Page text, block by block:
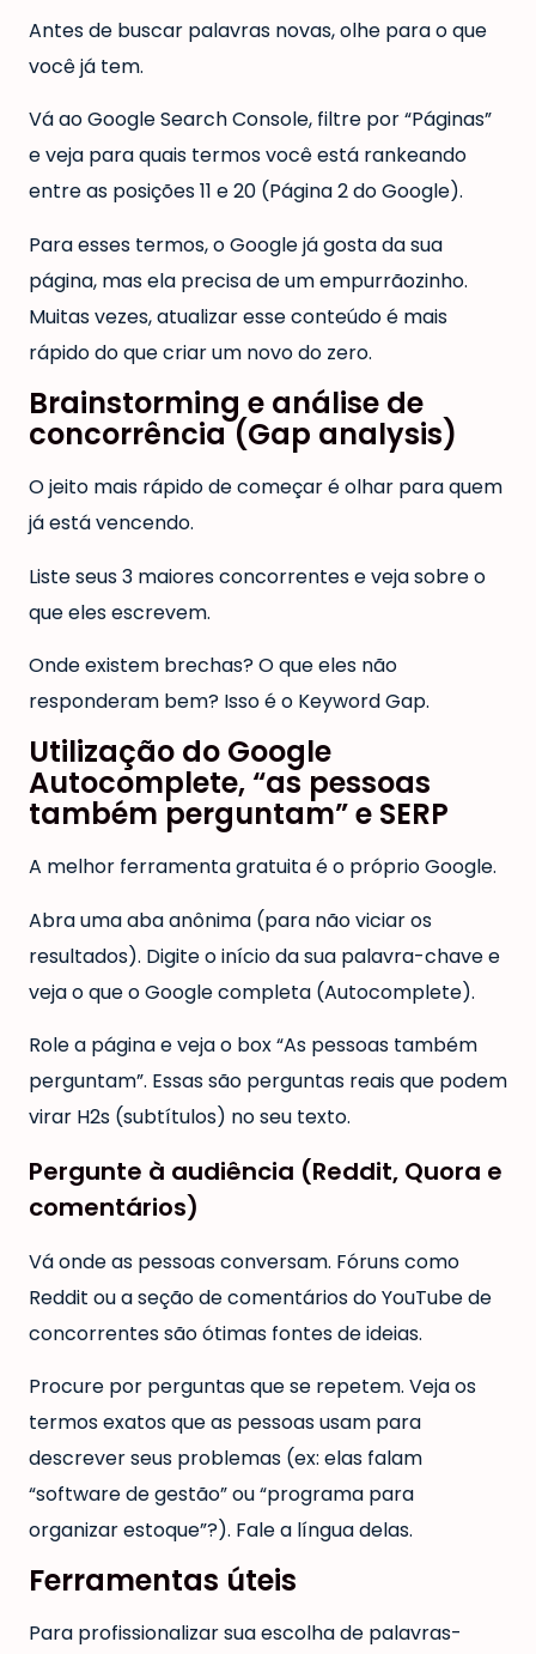
Antes de buscar palavras novas, olhe para o que
você já tem.
Vá ao Google Search Console, filtre por “Páginas”
e veja para quais termos você está rankeando
entre as posições 11 e 20 (Página 2 do Google).
Para esses termos, o Google já gosta da sua
página, mas ela precisa de um empurrãozinho.
Muitas vezes, atualizar esse conteúdo é mais
rápido do que criar um novo do zero.
Brainstorming e análise de
concorrência (Gap analysis)
O jeito mais rápido de começar é olhar para quem
já está vencendo.
Liste seus 3 maiores concorrentes e veja sobre o
que eles escrevem.
Onde existem brechas? O que eles não
responderam bem? Isso é o Keyword Gap.
Utilização do Google
Autocomplete, “as pessoas
também perguntam” e SERP
A melhor ferramenta gratuita é o próprio Google.
Abra uma aba anônima (para não viciar os
resultados). Digite o início da sua palavra-chave e
veja o que o Google completa (Autocomplete).
Role a página e veja o box “As pessoas também
perguntam”. Essas são perguntas reais que podem
virar H2s (subtítulos) no seu texto.
Pergunte à audiência (Reddit, Quora e
comentários)
Vá onde as pessoas conversam. Fóruns como
Reddit ou a seção de comentários do YouTube de
concorrentes são ótimas fontes de ideias.
Procure por perguntas que se repetem. Veja os
termos exatos que as pessoas usam para
descrever seus problemas (ex: elas falam
“software de gestão” ou “programa para
organizar estoque”?). Fale a língua delas.
Ferramentas úteis
Para profissionalizar sua escolha de palavras-